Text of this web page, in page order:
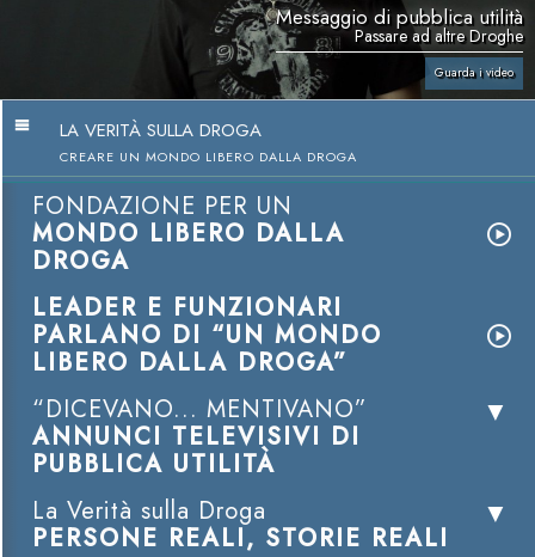
Messaggio di pubblica utilità
Passare ad altre Droghe
Guarda i video
LA VERITÀ SULLA DROGA
CREARE UN MONDO LIBERO DALLA DROGA
FONDAZIONE PER UN
MONDO LIBERO DALLA
DROGA
LEADER E FUNZIONARI
PARLANO DI “UN MONDO
LIBERO DALLA DROGA”
“DICEVANO... MENTIVANO”
ANNUNCI TELEVISIVI DI
PUBBLICA UTILITÀ
La Verità sulla Droga
PERSONE REALI, STORIE REALI